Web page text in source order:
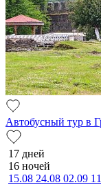
Автобусный тур в
17 дней
16 ночей
15.08 24.08 02.09